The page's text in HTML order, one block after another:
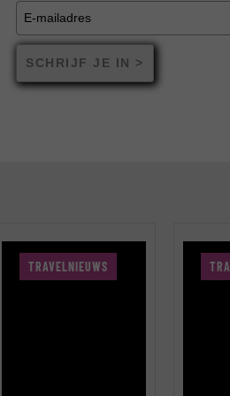
SCHRIJF JE IN >
TRAVELNIEUWS